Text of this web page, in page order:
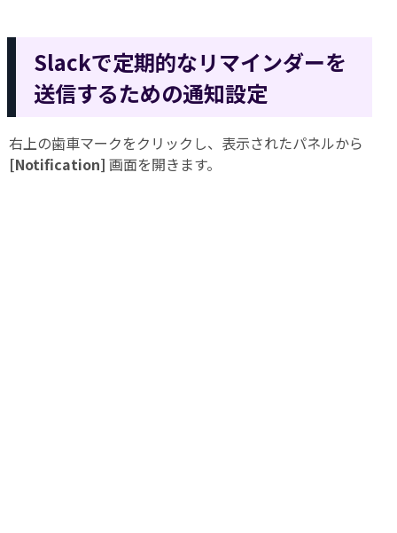
Slackで定期的なリマインダーを
送信するための通知設定
右上の歯車マークをクリックし、表示されたパネルから
[Notification] 画面を開きます。